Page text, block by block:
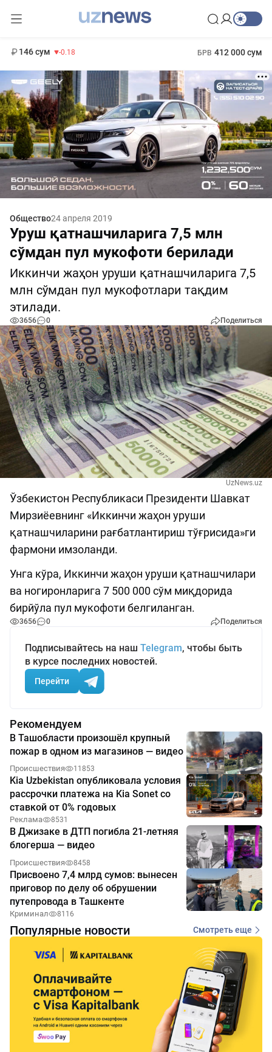
146 сум -0.18 БРВ 412 000 сум
Общество24 апреля 2019
Уруш қатнашчиларига 7,5 млн
сўмдан пул мукофоти берилади
Иккинчи жаҳон уруши қатнашчиларига 7,5
млн сўмдан пул мукофотлари тақдим
этилади.
3656 0 Поделиться
UzNews.uz
Ўзбекистон Республикаси Президенти Шавкат
Мирзиёевнинг «Иккинчи жаҳон уруши
қатнашчиларини рағбатлантириш тўғрисида»ги
фармони имзоланди.
Унга кўра, Иккинчи жаҳон уруши қатнашчилари
ва ногиронларига 7 500 000 сўм миқдорида
бирйўла пул мукофоти белгиланган.
3656 0 Поделиться
Подписывайтесь на наш Telegram, чтобы быть
в курсе последних новостей.
Перейти
Рекомендуем
В Ташобласти произошёл крупный
пожар в одном из магазинов — видео
Происшествия 11853
Kia Uzbekistan опубликовала условия
рассрочки платежа на Kia Sonet со
ставкой от 0% годовых
Реклама 8531
В Джизаке в ДТП погибла 21-летняя
блогерша — видео
Происшествия 8458
Присвоено 7,4 млрд сумов: вынесен
приговор по делу об обрушении
путепровода в Ташкенте
Криминал 8116
Популярные новости Смотреть еще